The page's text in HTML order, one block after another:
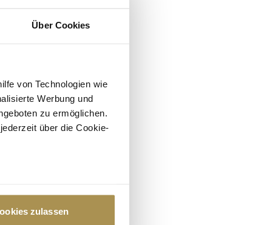
Über Cookies
von Technologien wie
Werbung und
zu ermöglichen.
über die Cookie-
im
zulassen